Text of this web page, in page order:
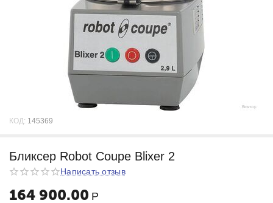
КОД: 145369
Бликсер Robot Coupe Blixer 2
Написать отзыв
164 900.00 Р